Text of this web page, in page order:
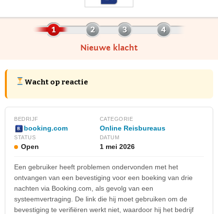
Nieuwe klacht
Wacht op reactie
BEDRIJF
booking.com
CATEGORIE
Online Reisbureaus
STATUS
Open
DATUM
1 mei 2026
Een gebruiker heeft problemen ondervonden met het
ontvangen van een bevestiging voor een boeking van drie
nachten via Booking.com, als gevolg van een
systeemvertraging. De link die hij moet gebruiken om de
bevestiging te verifiëren werkt niet, waardoor hij het bedrijf